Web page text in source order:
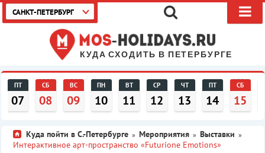
КУДА СХОДИТЬ В ПЕТЕРБУРГЕ
САНКТ-ПЕТЕРБУРГ
ПТ
07
СБ
08
ВС
09
ПН
10
ВТ
11
СР
12
ЧТ
13
ПТ
14
СБ
15
Куда пойти в С.-Петербурге » Мероприятия » Выставки »
Интерактивное арт-пространство «Futurione Emotions»